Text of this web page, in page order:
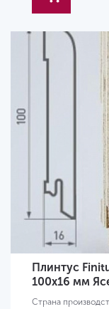
Плинтус
100х16 мм
Страна